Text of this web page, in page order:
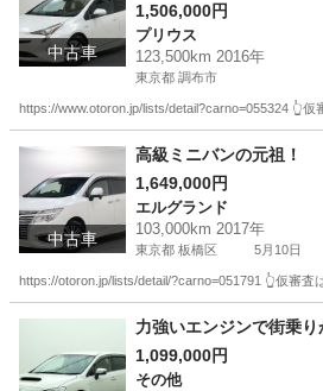
中古車
1,506,000円
プリウス
123,500km 2016年
東京都 調布市
https://www.otoron.jp/lists/detail?carno=055324 👆
東京 調布市 プリウス オトロン
中古車
高級ミニバンの元祖！
1,649,000円
エルグランド
103,000km 2017年
東京都 板橋区 5月10日
https://otoron.jp/lists/detail/?carno=051791 👆仮審
東京 板橋区 エルグランド オトロン
力強いエンジンで街乗り
1,099,000円
その他